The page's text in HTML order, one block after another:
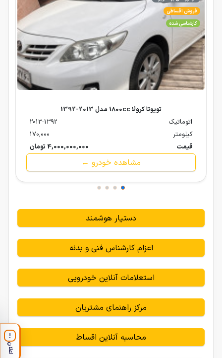
فروش اقساطی
کارشناسی شده
تویوتا کرولا 1800cc مدل 2013-1392
اتوماتیک
2013-1392
کیلومتر
170,000
قیمت
4,000,000,000 تومان
مشاهده خودرو ←
دستیار هوشمند
اعزام کارشناس فنی و بدنه
استعلامات آنلاین خودرویی
مرکز راهنمای مشتریان
محاسبه آنلاین اقساط !
اعلان